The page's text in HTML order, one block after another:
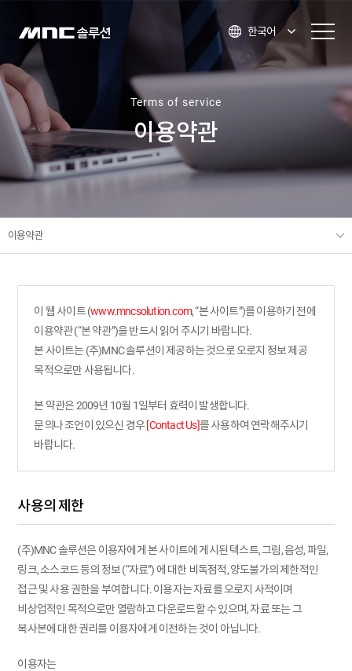
한국어
Terms of service
이용약관
이용약관
이 웹 사이트 (www.mncsolution.com, “본 사이트”)를 이용하기 전에
이용약관 (“본 약관”)을 반드시 읽어 주시기 바랍니다.
본 사이트는 (주)MNC 솔루션이 제공하는 것으로 오로지 정보 제공
목적으로만 사용됩니다.
본 약관은 2009년 10월 1일부터 효력이 발생합니다.
문의나 조언이 있으신 경우 [Contact Us]를 사용하여 연락해주시기
바랍니다.
사용의 제한
(주)MNC 솔루션은 이용자에게 본 사이트에 게시된 텍스트, 그림, 음성, 파일,
링크, 소스코드 등의 정보 (“자료”) 에 대한 비독점적, 양도불가의 제한적인
접근 및 사용 권한을 부여합니다. 이용자는 자료를 오로지 사적이며
비상업적인 목적으로만 열람하고 다운로드할 수 있으며, 자료 또는 그
복사본에 대한 권리를 이용자에게 이전하는 것이 아닙니다.
이용자는